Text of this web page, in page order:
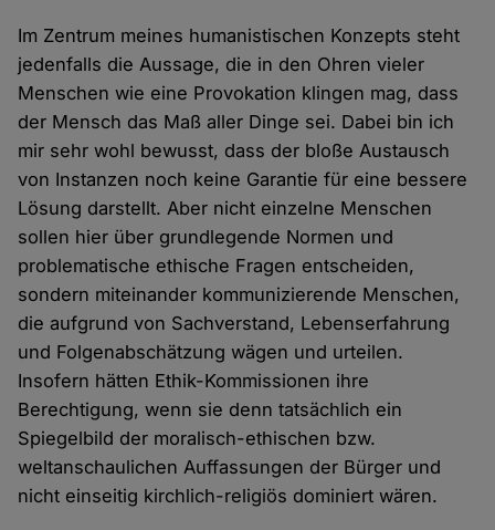
Im Zentrum meines humanistischen Konzepts steht
jedenfalls die Aussage, die in den Ohren vieler
Menschen wie eine Provokation klingen mag, dass
der Mensch das Maß aller Dinge sei. Dabei bin ich
mir sehr wohl bewusst, dass der bloße Austausch
von Instanzen noch keine Garantie für eine bessere
Lösung darstellt. Aber nicht einzelne Menschen
sollen hier über grundlegende Normen und
problematische ethische Fragen entscheiden,
sondern miteinander kommunizierende Menschen,
die aufgrund von Sachverstand, Lebenserfahrung
und Folgenabschätzung wägen und urteilen.
Insofern hätten Ethik-Kommissionen ihre
Berechtigung, wenn sie denn tatsächlich ein
Spiegelbild der moralisch-ethischen bzw.
weltanschaulichen Auffassungen der Bürger und
nicht einseitig kirchlich-religiös dominiert wären.